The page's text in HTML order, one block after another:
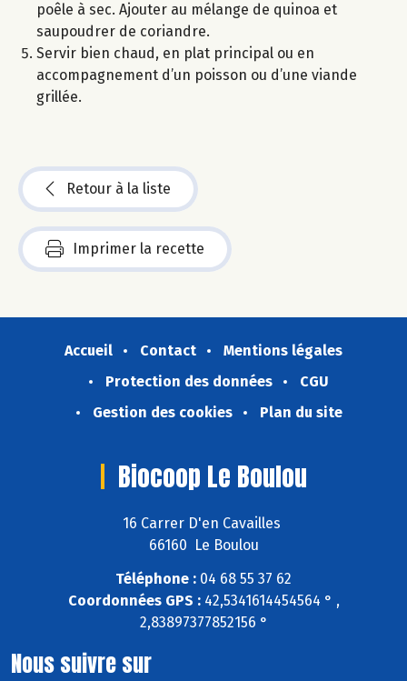
poêle à sec. Ajouter au mélange de quinoa et
saupoudrer de coriandre.
Servir bien chaud, en plat principal ou en
accompagnement d’un poisson ou d’une viande
grillée.
Retour à la liste
Imprimer la recette
Accueil Contact
Mentions légales
Protection des données
CGU
Gestion des cookies
Plan du site
Biocoop Le Boulou
16 Carrer D'en Cavailles
66160 Le Boulou
Téléphone : 04 68 55 37 62
Coordonnées GPS :42,5341614454564 ° ,
2,83897377852156 °
Nous suivre sur